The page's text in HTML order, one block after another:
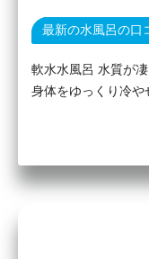
最新の水風呂の口
軟水水風呂 水質が
身体をゆっくり冷や